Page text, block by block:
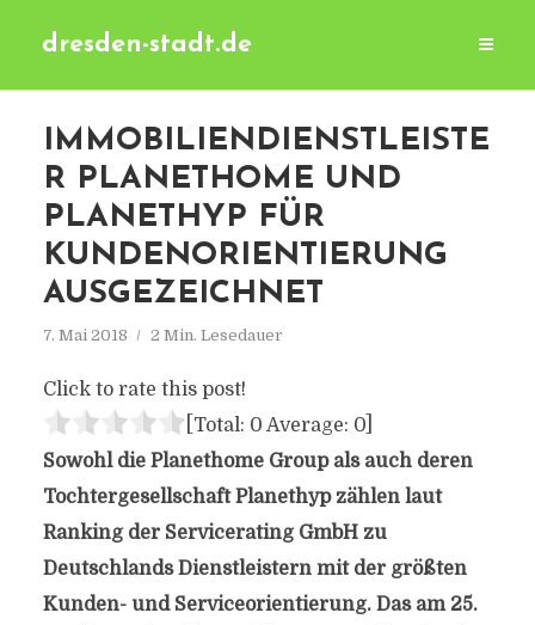
dresden-stadt.de
IMMOBILIENDIENSTLEISTE
R PLANETHOME UND
PLANETHYP FÜR
KUNDENORIENTIERUNG
AUSGEZEICHNET
7. Mai 2018 2 Min. Lesedauer
Click to rate this post!
[Total: 0 Average: 0]
Sowohl die Planethome Group als auch deren
Tochtergesellschaft Planethyp zählen laut
Ranking der Servicerating GmbH zu
Deutschlands Dienstleistern mit der größten
Kunden- und Serviceorientierung. Das am 25.